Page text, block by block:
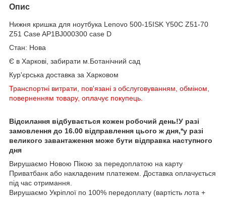
Опис
Нижня кришка для ноутбука Lenovo 500-15ISK Y50C Z51-70
Z51 Case AP1BJ000300 case D
Стан: Нова
Є в Харкові, забирати м.Ботанічний сад
Кур'єрська доставка за Харковом
Транспортні витрати, пов'язані з обслуговуванням, обміном,
поверненням товару, оплачує покупець.
Відсилання відбувається кожен робочий день!У разі
замовлення до 16.00 відправлення цього ж дня,*у разі
великого завантаження може бути відправка наступного
дня
Вирушаємо Новою Пікою за передоплатою на карту
Приватбанк або накладеним платежем. Доставка оплачується
під час отримання.
Вирушаємо Укріплої по 100% передоплату (вартість лота +